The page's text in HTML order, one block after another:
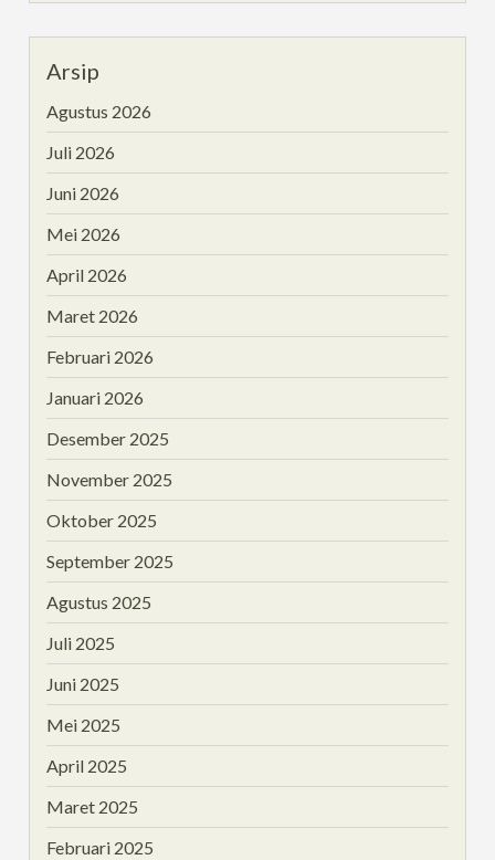
Arsip
Agustus 2026
Juli 2026
Juni 2026
Mei 2026
April 2026
Maret 2026
Februari 2026
Januari 2026
Desember 2025
November 2025
Oktober 2025
September 2025
Agustus 2025
Juli 2025
Juni 2025
Mei 2025
April 2025
Maret 2025
Februari 2025